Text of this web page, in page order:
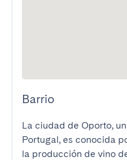
Barrio
La ciudad de Oporto,
Portugal, es conocida
la producción de vino